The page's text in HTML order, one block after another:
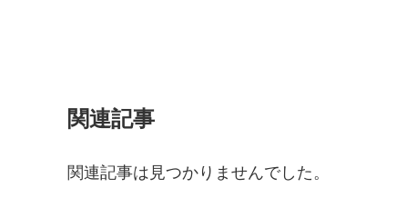
関連記事
関連記事は見つかりませんでした。